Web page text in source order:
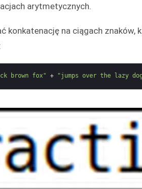
arytmetycznych.
konkatenację na ciągach znaków,
brown fox" + "jumps over the lazy